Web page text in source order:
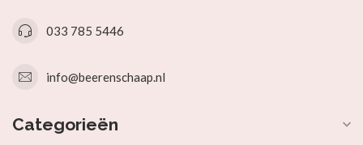
033 785 5446
info@beerenschaap.nl
Categorieën